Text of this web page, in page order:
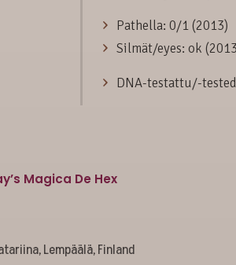
Pathella: 0/1 (2013)
Silmät/eyes: ok
DNA-testattu/-tested
Magica De Hex
Lempäälä, Finland